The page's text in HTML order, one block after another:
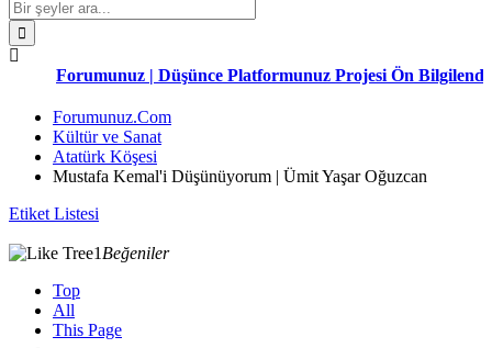
Forumunuz | Düşünce Platformunuz Projesi Ön
Forumunuz.Com
Kültür ve Sanat
Atatürk Köşesi
Mustafa Kemal'i Düşünüyorum | Ümit Yaşar Oğuzcan
Etiket Listesi
1 Beğeniler
Top
All
This Page